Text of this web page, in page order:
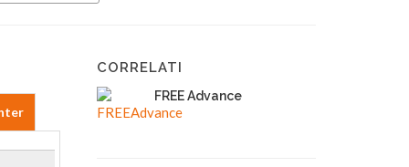
CORRELATI
FREE Advance